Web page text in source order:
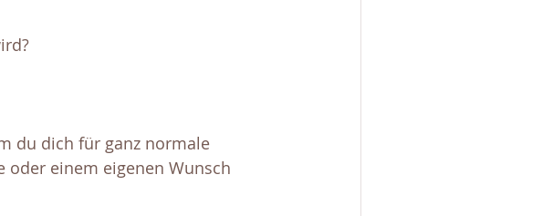
du dich für ganz normale
oder einem eigenen Wunsch